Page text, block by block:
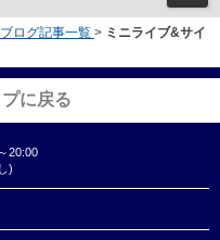
ブログ記事一覧 > ミニライブ&サイ
に戻る
20:00
)